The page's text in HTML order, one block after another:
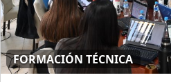
FORMACIÓN TÉCNICA